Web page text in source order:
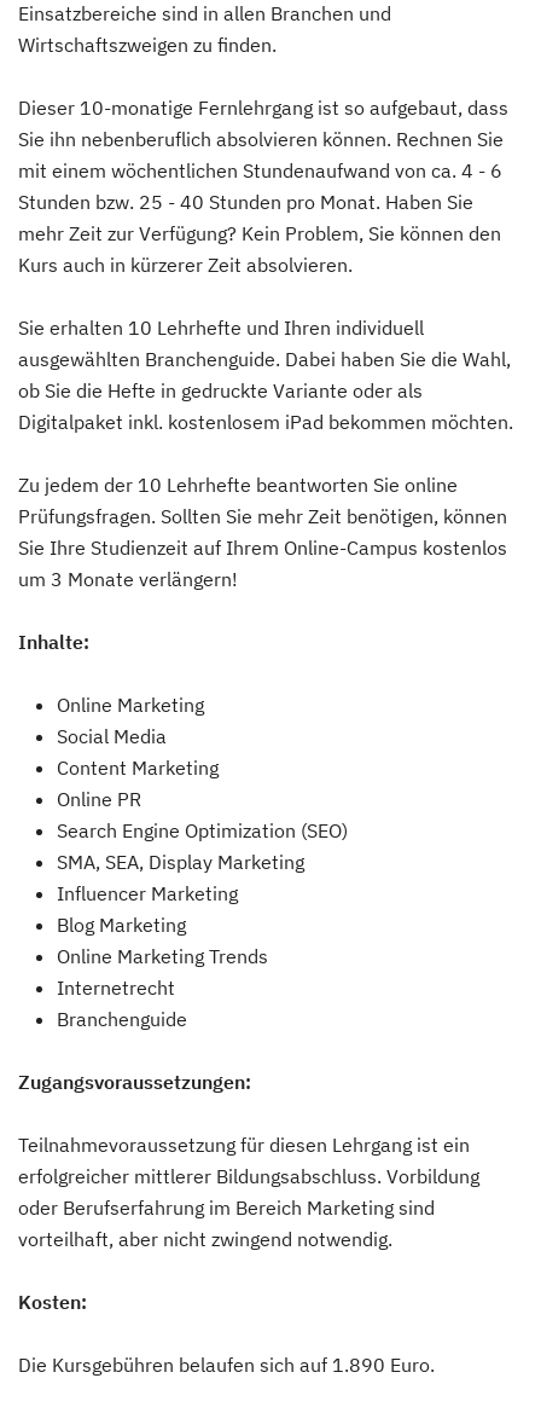
Einsatzbereiche sind in allen Branchen und
Wirtschaftszweigen zu finden.
Dieser 10-monatige Fernlehrgang ist so aufgebaut, dass
Sie ihn nebenberuflich absolvieren können. Rechnen Sie
mit einem wöchentlichen Stundenaufwand von ca. 4 - 6
Stunden bzw. 25 - 40 Stunden pro Monat. Haben Sie
mehr Zeit zur Verfügung? Kein Problem, Sie können den
Kurs auch in kürzerer Zeit absolvieren.
Sie erhalten 10 Lehrhefte und Ihren individuell
ausgewählten Branchenguide. Dabei haben Sie die Wahl,
ob Sie die Hefte in gedruckte Variante oder als
Digitalpaket inkl. kostenlosem iPad bekommen möchten.
Zu jedem der 10 Lehrhefte beantworten Sie online
Prüfungsfragen. Sollten Sie mehr Zeit benötigen, können
Sie Ihre Studienzeit auf Ihrem Online-Campus kostenlos
um 3 Monate verlängern!
Inhalte:
Online Marketing
Social Media
Content Marketing
Online PR
Search Engine Optimization (SEO)
SMA, SEA, Display Marketing
Influencer Marketing
Blog Marketing
Online Marketing Trends
Internetrecht
Branchenguide
Zugangsvoraussetzungen:
Teilnahmevoraussetzung für diesen Lehrgang ist ein
erfolgreicher mittlerer Bildungsabschluss. Vorbildung
oder Berufserfahrung im Bereich Marketing sind
vorteilhaft, aber nicht zwingend notwendig.
Kosten:
Die Kursgebühren belaufen sich auf 1.890 Euro.